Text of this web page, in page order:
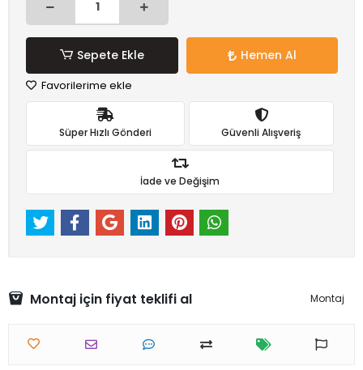
Sepete Ekle Hemen Al
Favorilerime ekle
Süper Hızlı Gönderi Güvenli Alışveriş
İade ve Değişim
Montaj için fiyat teklifi al Montaj